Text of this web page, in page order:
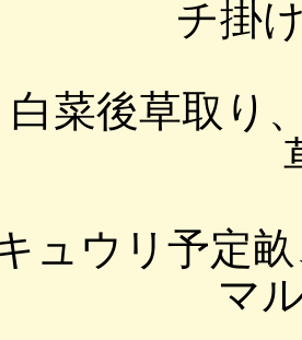
チ掛
菜後草取り
ュウリ予定畝
マ